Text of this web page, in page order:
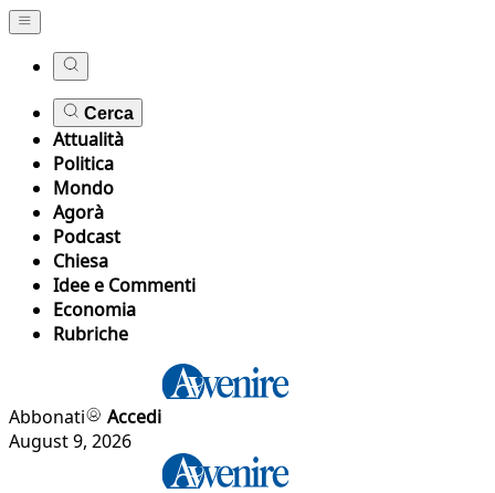
Cerca
Attualità
Politica
Mondo
Agorà
Podcast
Chiesa
Idee e Commenti
Economia
Rubriche
Abbonati
Accedi
August 9, 2026